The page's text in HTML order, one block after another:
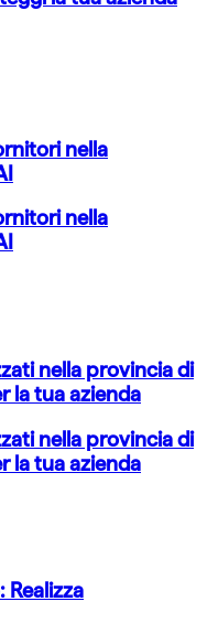
nella
nella
nella provincia di
la tua azienda
nella provincia di
la tua azienda